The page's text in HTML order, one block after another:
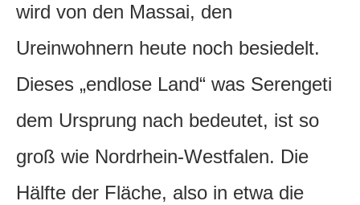
wird von den Massai, den
Ureinwohnern heute noch besiedelt.
Dieses „endlose Land“ was Serengeti
dem Ursprung nach bedeutet, ist so
groß wie Nordrhein-Westfalen. Die
Hälfte der Fläche, also in etwa die